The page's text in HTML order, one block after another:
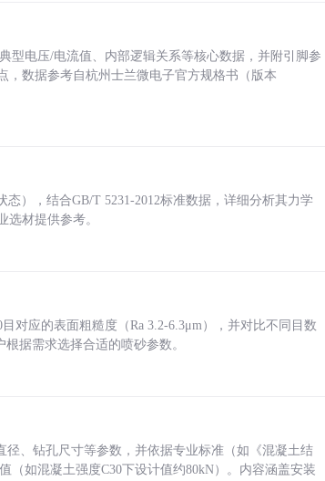
型电压/电流值、内部逻辑关系等核心数据，并附引脚参
，数据参考自杭州士兰微电子官方规格书（版本
），结合GB/T 5231-2012标准数据，详细分析其力学
材提供参考。
对应的表面粗糙度（Ra 3.2-6.3μm），并对比不同目数
据需求选择合适的喷砂参数。
、钻孔尺寸等参数，并依据专业标准（如《混凝土结
（如混凝土强度C30下设计值约80kN）。内容涵盖安装